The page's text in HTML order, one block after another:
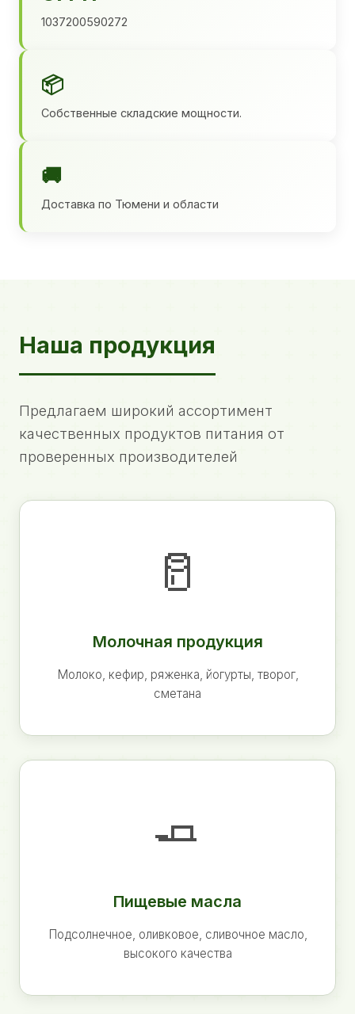
1037200590272
📦
Собственные складские мощности.
🚚
Доставка по Тюмени и области
Наша продукция
Предлагаем широкий ассортимент
качественных продуктов питания от
проверенных производителей
🥛
Молочная продукция
Молоко, кефир, ряженка, йогурты, творог,
сметана
🧈
Пищевые масла
Подсолнечное, оливковое, сливочное масло,
высокого качества